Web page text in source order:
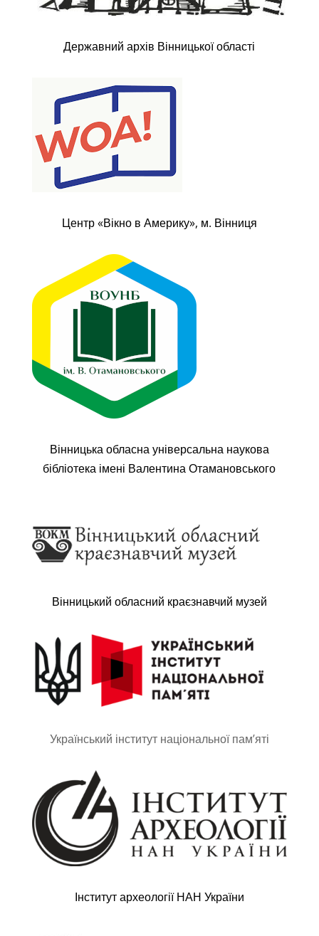
Державний архів Вінницької області
Центр «Вікно в Америку», м. Вінниця
Вінницька обласна універсальна наукова
бібліотека імені Валентина Отамановського
Вінницький обласний краєзнавчий музей
Український інститут національної пам’яті
Інститут археології НАН України